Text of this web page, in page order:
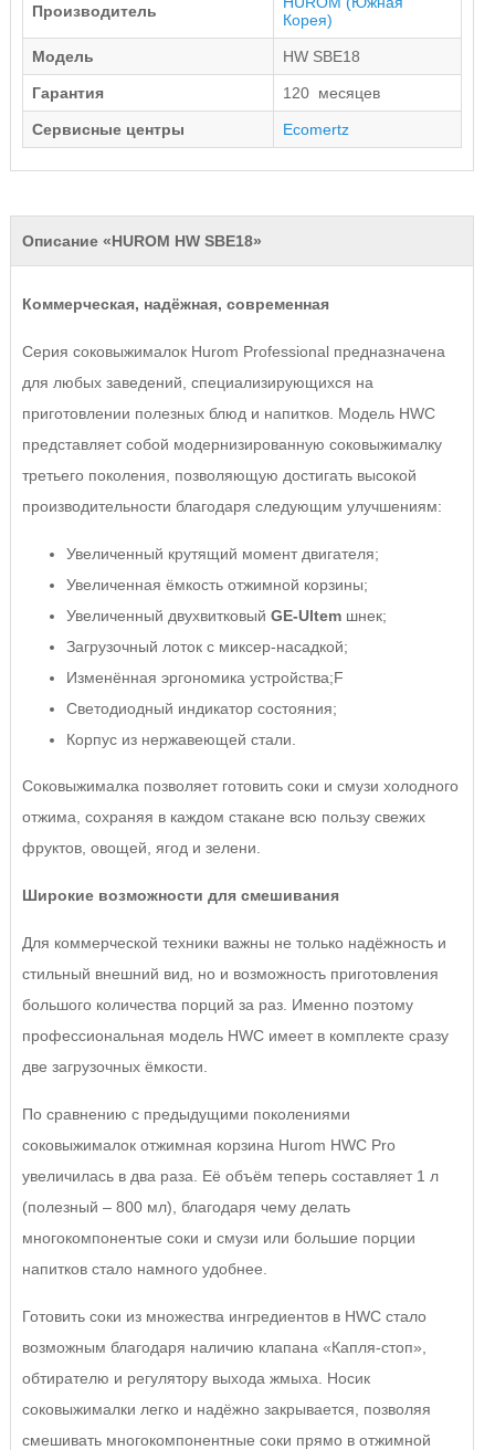
Производитель
Корея)
Модель HW SBE18
Гарантия 120 месяцев
Сервисные центры Ecomertz
Описание «HUROM HW SBE18»
Коммерческая, надёжная, современная
Серия соковыжималок Hurom Professional предназначена
для любых заведений, специализирующихся на
приготовлении полезных блюд и напитков. Модель HWC
представляет собой модернизированную соковыжималку
третьего поколения, позволяющую достигать высокой
производительности благодаря следующим улучшениям:
Увеличенный крутящий момент двигателя;
Увеличенная ёмкость отжимной корзины;
Увеличенный двухвитковый GE-Ultemшнек;
Загрузочный лоток с миксер-насадкой;
Изменённая эргономика устройства;F
Светодиодный индикатор состояния;
Корпус из нержавеющей стали.
Соковыжималка позволяет готовить соки и смузи холодного
отжима, сохраняя в каждом стакане всю пользу свежих
фруктов, овощей, ягод и зелени.
Широкие возможности для смешивания
Для коммерческой техники важны не только надёжность и
стильный внешний вид, но и возможность приготовления
большого количества порций за раз. Именно поэтому
профессиональная модель HWC имеет в комплекте сразу
две загрузочных ёмкости.
По сравнению с предыдущими поколениями
соковыжималок отжимная корзина Hurom HWC Pro
увеличилась в два раза. Её объём теперь составляет 1 л
(полезный – 800 мл), благодаря чему делать
многокомпонентые соки и смузи или большие порции
напитков стало намного удобнее.
Готовить соки из множества ингредиентов в HWC стало
возможным благодаря наличию клапана «Капля-стоп»,
обтирателю и регулятору выхода жмыха. Носик
соковыжималки легко и надёжно закрывается, позволяя
смешивать многокомпонентные соки прямо в отжимной